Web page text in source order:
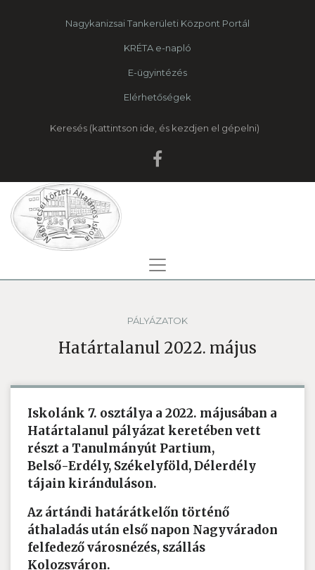
Nagykanizsai Tankerületi Központ Portál
KRÉTA e-napló
E-ügyintézés
Elérhetőségek
Keresés
PÁLYÁZATOK
Határtalanul 2022. május
Iskolánk 7. osztálya a 2022. májusában a
Határtalanul pályázat keretében vett
részt a Tanulmányút Partium,
Belső-Erdély, Székelyföld, Délerdély
tájain kiránduláson.
Az ártándi határátkelőn történő
áthaladás után első napon Nagyváradon
felfedező városnézés, szállás
Kolozsváron.